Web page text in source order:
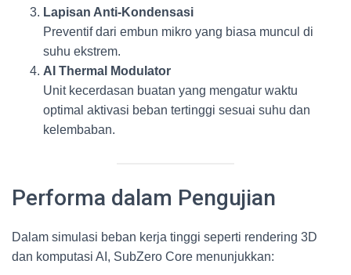
Lapisan Anti-Kondensasi
Preventif dari embun mikro yang biasa muncul di
suhu ekstrem.
AI Thermal Modulator
Unit kecerdasan buatan yang mengatur waktu
optimal aktivasi beban tertinggi sesuai suhu dan
kelembaban.
Performa dalam Pengujian
Dalam simulasi beban kerja tinggi seperti rendering 3D
dan komputasi AI, SubZero Core menunjukkan: